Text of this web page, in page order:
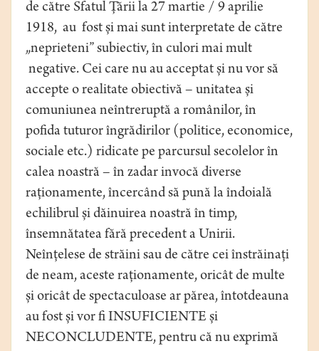
de către Sfatul Țării la 27 martie / 9 aprilie
1918, au fost și mai sunt interpretate de către
„neprieteni” subiectiv, în culori mai mult
negative. Cei care nu au acceptat și nu vor să
accepte o realitate obiectivă – unitatea și
comuniunea neîntreruptă a românilor, în
pofida tuturor îngrădirilor (politice, economice,
sociale etc.) ridicate pe parcursul secolelor în
calea noastră – în zadar invocă diverse
raționamente, încercând să pună la îndoială
echilibrul și dăinuirea noastră în timp,
însemnătatea fără precedent a Unirii.
Neînțelese de străini sau de către cei înstrăinați
de neam, aceste raționamente, oricât de multe
și oricât de spectaculoase ar părea, întotdeauna
au fost și vor fi INSUFICIENTE și
NECONCLUDENTE, pentru că nu exprimă